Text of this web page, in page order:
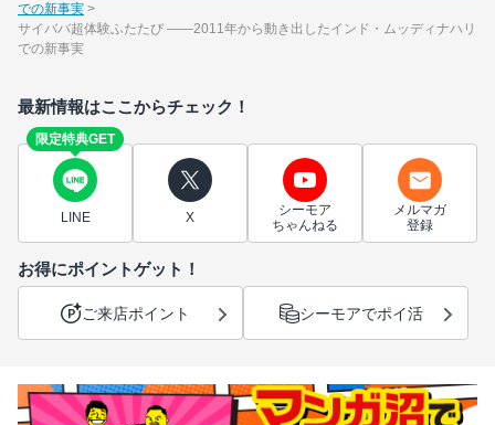
での新事実
サイババ超体験ふたたび ――2011年から動き出したインド・ムッディナハリ
での新事実
最新情報はここからチェック！
限定特典GET
LINE X
シーモア
ちゃんねる
メルマガ
登録
お得にポイントゲット！
ご来店ポイント シーモアでポイ活